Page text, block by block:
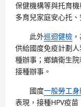
保健機構等與托育
多育兒家庭安心托、
此外巡迴健檢
供給國度免疫計劃
種辦事；鄉鎮衛生
接種辦事。
國度一般勞工
表現，接種HPV疫